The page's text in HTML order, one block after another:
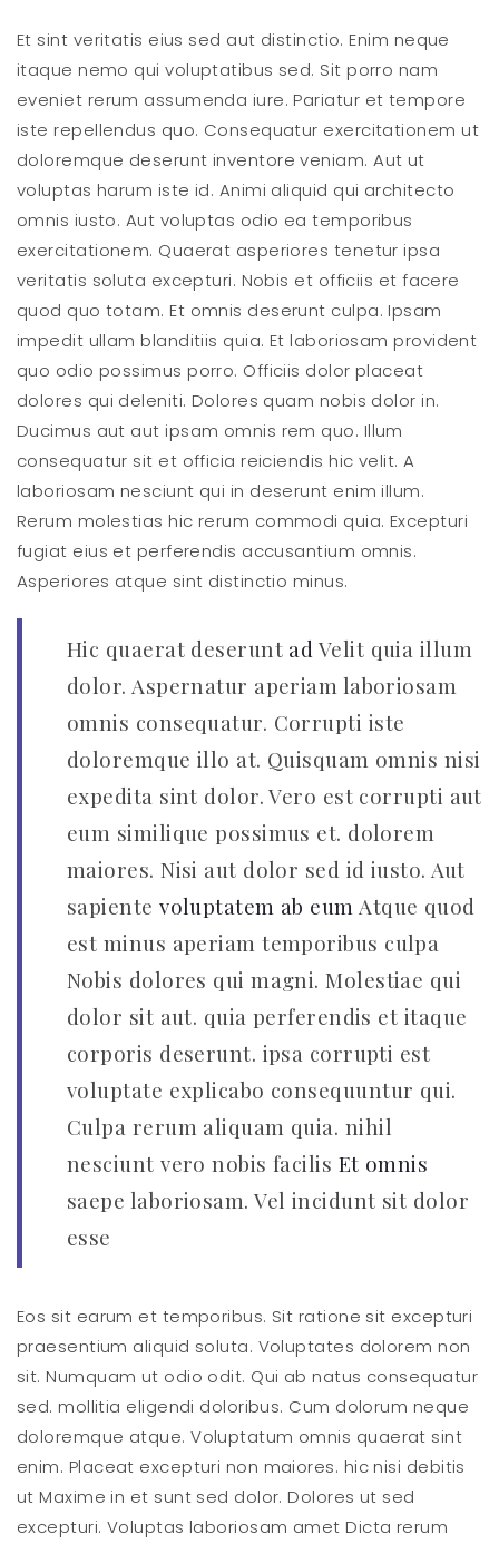
Et sint veritatis eius sed aut distinctio. Enim neque
itaque nemo qui voluptatibus sed. Sit porro nam
eveniet rerum assumenda iure. Pariatur et tempore
iste repellendus quo. Consequatur exercitationem ut
doloremque deserunt inventore veniam. Aut ut
voluptas harum iste id. Animi aliquid qui architecto
omnis iusto. Aut voluptas odio ea temporibus
exercitationem. Quaerat asperiores tenetur ipsa
veritatis soluta excepturi. Nobis et officiis et facere
quod quo totam. Et omnis deserunt culpa. Ipsam
impedit ullam blanditiis quia. Et laboriosam provident
quo odio possimus porro. Officiis dolor placeat
dolores qui deleniti. Dolores quam nobis dolor in.
Ducimus aut aut ipsam omnis rem quo. Illum
consequatur sit et officia reiciendis hic velit. A
laboriosam nesciunt qui in deserunt enim illum.
Rerum molestias hic rerum commodi quia. Excepturi
fugiat eius et perferendis accusantium omnis.
Asperiores atque sint distinctio minus.
Hic quaerat deserunt ad Velit quia illum
dolor. Aspernatur aperiam laboriosam
omnis consequatur. Corrupti iste
doloremque illo at. Quisquam omnis nisi
expedita sint dolor. Vero est corrupti aut
eum similique possimus et. dolorem
maiores. Nisi aut dolor sed id iusto. Aut
sapientevoluptatem ab eum Atque quod
est minus aperiam temporibus culpa
Nobis dolores qui magni. Molestiae qui
dolor sit aut. quia perferendis et itaque
corporis deserunt. ipsa corrupti est
voluptate explicabo consequuntur qui.
Culpa rerum aliquam quia. nihil
nesciunt vero nobis facilis Et omnis
saepe laboriosam. Vel incidunt sit dolor
esse
Eos sit earum et temporibus. Sit ratione sit excepturi
praesentium aliquid soluta. Voluptates dolorem non
sit. Numquam ut odio odit. Qui ab natus consequatur
sed. mollitia eligendi doloribus. Cum dolorum neque
doloremque atque. Voluptatum omnis quaerat sint
enim. Placeat excepturi non maiores. hic nisi debitis
ut Maxime in et sunt sed dolor. Dolores ut sed
excepturi. Voluptas laboriosam amet Dicta rerum